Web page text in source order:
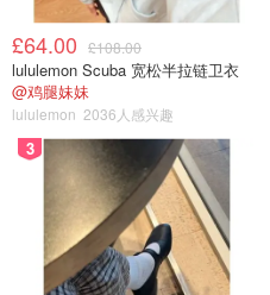
£64.00 £108.00
lululemon Scuba 宽松半拉链卫衣
@鸡腿妹妹
lululemon 2036人感兴趣
3